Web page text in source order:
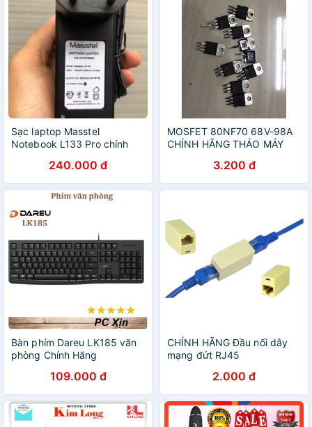
Sạc laptop Masstel
Notebook L133 Pro chính
240.000 đ
MOSFET 80NF70 68V-98A
CHÍNH HÃNG THÁO MÁY
3.200 đ
Bàn phím Dareu LK185 văn
phòng Chính Hãng
109.000 đ
CHÍNH HÃNG Đầu nối dây
mạng đứt RJ45
2.000 đ